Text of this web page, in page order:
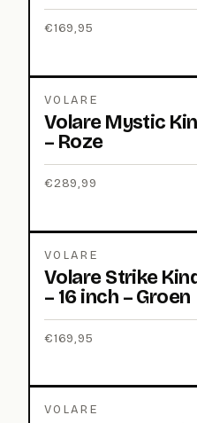
€169,95
VOLARE
Volare Mystic
– Roze
€289,99
VOLARE
Volare Strike
– 16 inch – Groen
€169,95
VOLARE